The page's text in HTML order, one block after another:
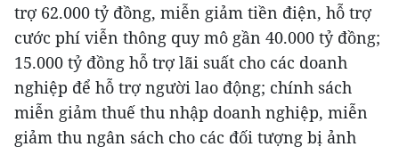
trợ 62.000 tỷ đồng, miễn giảm tiền điện, hỗ trợ
cước phí viễn thông quy mô gần 40.000 tỷ đồng;
15.000 tỷ đồng hỗ trợ lãi suất cho các doanh
nghiệp để hỗ trợ người lao động; chính sách
miễn giảm thuế thu nhập doanh nghiệp, miễn
giảm thu ngân sách cho các đối tượng bị ảnh